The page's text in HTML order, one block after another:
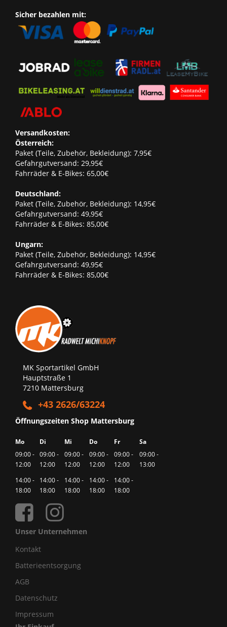
Sicher bezahlen mit:
Versandkosten:
Österreich:
Paket (Teile, Zubehör, Bekleidung): 7,95€
Gefahrgutversand: 29,95€
Fahrräder & E-Bikes: 65,00€
Deutschland:
Paket (Teile, Zubehör, Bekleidung): 14,95€
Gefahrgutversand: 49,95€
Fahrräder & E-Bikes: 85,00€
Ungarn:
Paket (Teile, Zubehör, Bekleidung): 14,95€
Gefahrgutversand: 49,95€
Fahrräder & E-Bikes: 85,00€
MK Sportartikel GmbH
Hauptstraße 1
7210 Mattersburg
+43 2626/63224
Öffnungszeiten Shop Mattersburg
Mo Di Mi Do Fr
Sa
09:00 -
12:00
09:00 -
12:00
09:00 -
12:00
09:00 -
12:00
09:00 -
12:00
09:00 -
13:00
14:00 -
18:00
14:00 -
18:00
14:00 -
18:00
14:00 -
18:00
14:00 -
18:00
Unser Unternehmen
Kontakt
Batterieentsorgung
AGB
Datenschutz
Impressum